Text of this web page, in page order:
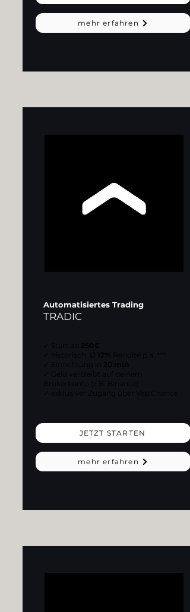
mehr erfahren
Automatisiertes Trading
TRADIC
✓ Start ab
250€
✓ historisch: Ø 12% Rendite p.a. ***
✓ Einrichtung in 20 min
✓ Geld verbleibt auf deinem
Brokerkonto (z.B. Binance)
✓ exklusiver Zugang über VestChance
JETZT STARTEN
mehr erfahren